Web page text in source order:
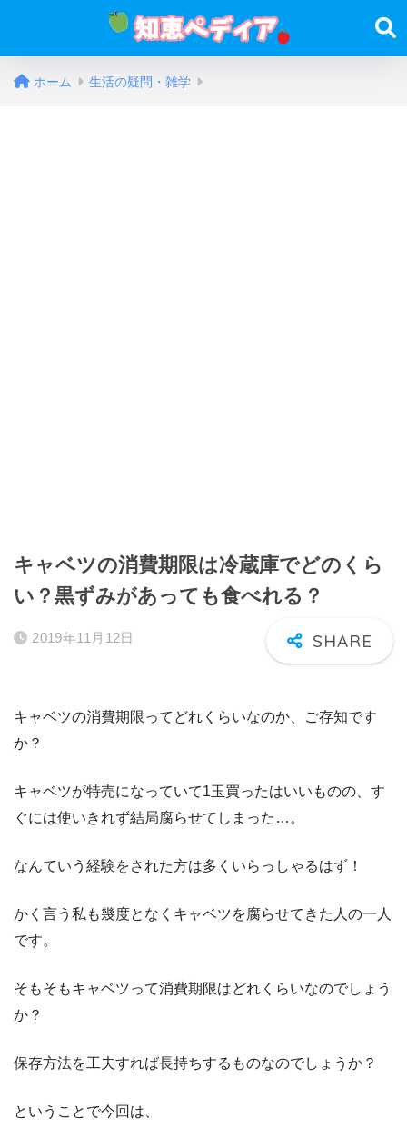
ホーム 生活の疑問・雑学
キャベツの消費期限は冷蔵庫でどのくら
い？黒ずみがあっても食べれる？
2019年11月12日
キャベツの消費期限ってどれくらいなのか、ご存知です
か？
キャベツが特売になっていて1玉買ったはいいものの、す
ぐには使いきれず結局腐らせてしまった…。
なんていう経験をされた方は多くいらっしゃるはず！
かく言う私も幾度となくキャベツを腐らせてきた人の一人
です。
そもそもキャベツって消費期限はどれくらいなのでしょう
か？
保存方法を工夫すれば長持ちするものなのでしょうか？
ということで今回は、